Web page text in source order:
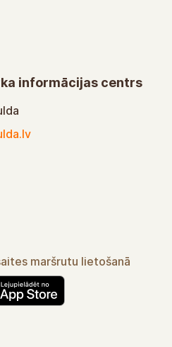
informācijas centrs
maršrutu lietošanā